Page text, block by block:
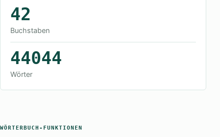
42
Buchstaben
44044
Wörter
WÖRTERBUCH-FUNKTIONEN